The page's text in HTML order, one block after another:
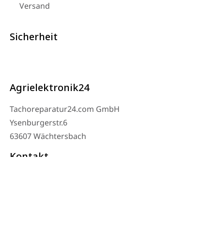
Versand
Sicherheit
Agrielektronik24
Tachoreparatur24.com GmbH
Ysenburgerstr.6
63607 Wächtersbach
Kontakt